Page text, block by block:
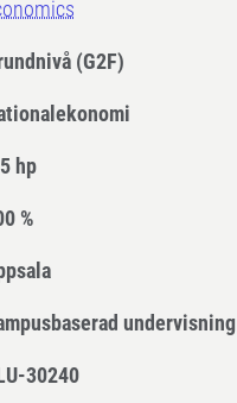
(G2F)
hp
%
undervisning
30240